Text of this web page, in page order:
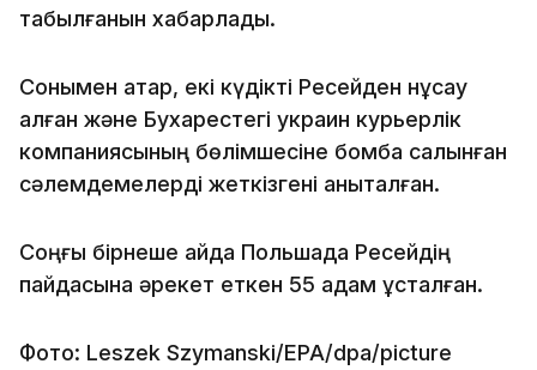
табылғанын хабарлады.
Сонымен қатар, екі күдікті Ресейден нұсқау
алған және Бухарестегі украин курьерлік
компаниясының бөлімшесіне бомба салынған
сәлемдемелерді жеткізгені анықталған.
Соңғы бірнеше айда Польшада Ресейдің
пайдасына әрекет еткен 55 адам ұсталған.
Фото: Leszek Szymanski/EPA/dpa/picture